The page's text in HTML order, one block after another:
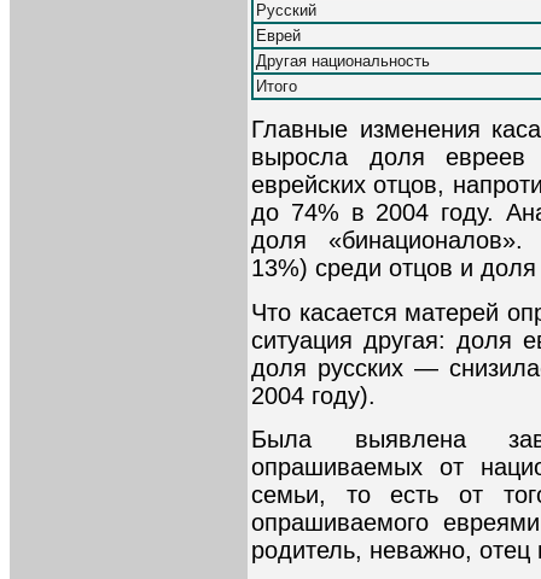
Русский
Еврей
Другая национальность
Итого
Главные изменения
выросла доля
еврейских отцов,
до 74% в 2004 году.
доля «бинационалов».
13%) среди отцов и
Что касается матерей
ситуация другая: доля
доля русских —
2004 году).
Была выявлена
опрашиваемых от
семьи, то есть от
опрашиваемого
родитель, неважно, отец